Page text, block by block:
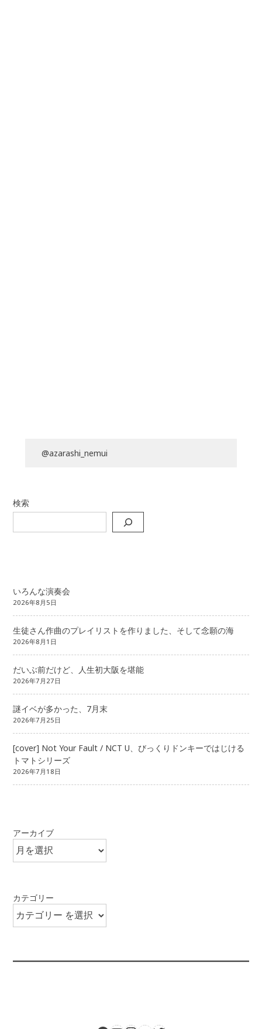
@azarashi_nemui
検索
いろんな演奏会
2026年8月5日
生徒さん作曲のプレイリストを作りました、そして念願の海
2026年8月1日
だいぶ前だけど、人生初大阪を堪能
2026年7月27日
謎イベが多かった、7月末
2026年7月25日
[cover] Not Your Fault / NCT U、びっくりドンキーではじける
トマトシリーズ
2026年7月18日
アーカイブ
カテゴリー